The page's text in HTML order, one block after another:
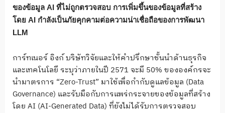
ของข้อมูล AI ที่ไม่ถูกตรวจสอบ การเพิ่มขึ้นของข้อมูลที่สร้าง
โดย AI กำลังเป็นภัยคุกคามต่อความน่าเชื่อถือของการพัฒนา
LLM
การ์ทเนอร์ อิงก์ บริษัทวิจัยและให้คำปรึกษาชั้นนำด้านธุรกิจ
และเทคโนโลยี ระบุว่าภายในปี 2571 จะมี 50% ขององค์กรจะ
นำมาตรการ “Zero-Trust” มาใช้เพื่อกำกับดูแลข้อมูล (Data
Governance) และรับมือกับการแพร่กระจายของข้อมูลที่สร้าง
โดย AI (AI-Generated Data) ที่ยังไม่ได้รับการตรวจสอบ